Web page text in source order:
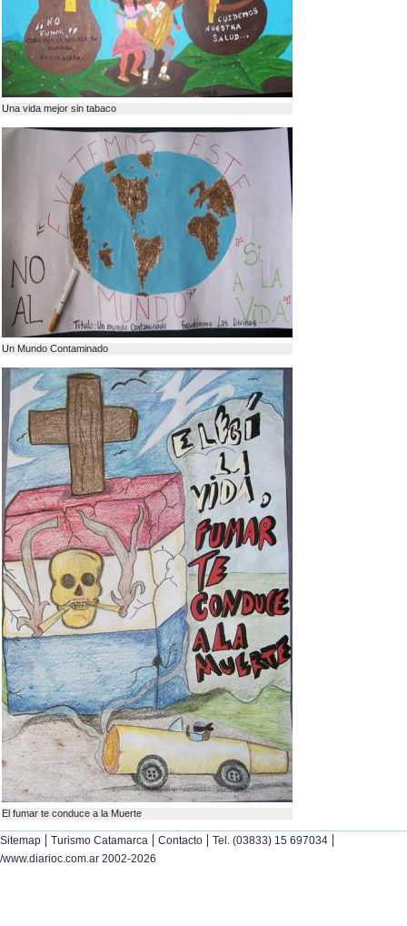
Una vida mejor sin tabaco
Un Mundo Contaminado
El fumar te conduce a la Muerte
Sitemap | Turismo Catamarca | Contacto | Tel. (03833) 15 697034 |
/www.diarioc.com.ar 2002-2026